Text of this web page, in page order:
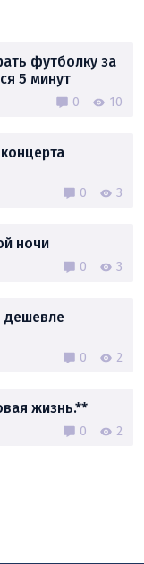
футболку за
5 минут
0 10
0 3
ночи
0 3
дешевле
0 2
жизнь.**
0 2